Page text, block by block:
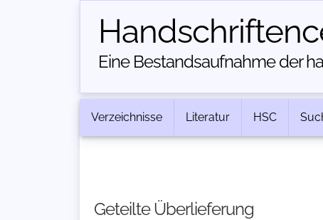
Eine Bestandsaufnahme der
Verzeichnisse Literatur HSC
Geteilte Überlieferung